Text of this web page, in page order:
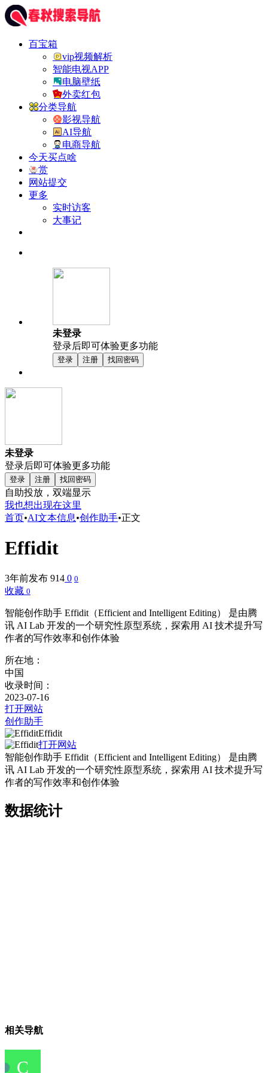
百宝箱
vip视频解析
智能电视APP
电脑壁纸
外卖红包
分类导航
影视导航
AI导航
电商导航
今天买点啥
赏
网站提交
更多
实时访客
大事记
未登录
登录后即可体验更多功能
登录 注册 找回密码
未登录
登录后即可体验更多功能
登录 注册 找回密码
自助投放，双端显示
我也想出现在这里
首页•AI文本信息•创作助手•正文
Effidit
3年前发布 914 0 0
收藏 0
智能创作助手 Effidit（Efficient and Intelligent Editing） 是由腾
讯 AI Lab 开发的一个研究性原型系统，探索用 AI 技术提升写
作者的写作效率和创作体验
所在地：
中国
收录时间：
2023-07-16
打开网站
创作助手
Effidit
打开网站
智能创作助手 Effidit（Efficient and Intelligent Editing） 是由腾
讯 AI Lab 开发的一个研究性原型系统，探索用 AI 技术提升写
作者的写作效率和创作体验
数据统计
相关导航